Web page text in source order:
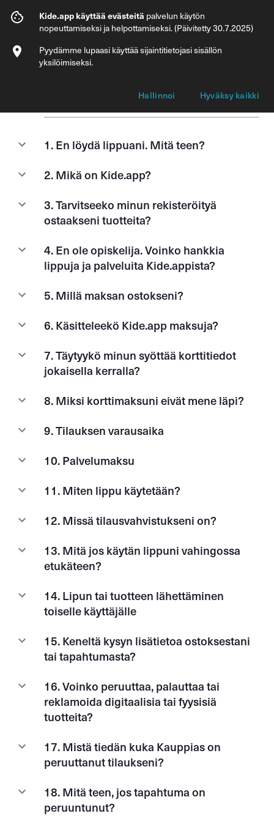
Apua
Kysyttyä Asiakaspalvelu Käyttöehdot
1. En löydä lippuani. Mitä teen?
2. Mikä on Kide.app?
3. Tarvitseeko minun rekisteröityä
ostaakseni tuotteita?
4. En ole opiskelija. Voinko hankkia
lippuja ja palveluita Kide.appista?
5. Millä maksan ostokseni?
6. Käsitteleekö Kide.app maksuja?
7. Täytyykö minun syöttää korttitiedot
jokaisella kerralla?
8. Miksi korttimaksuni eivät mene läpi?
9. Tilauksen varausaika
10. Palvelumaksu
11. Miten lippu käytetään?
12. Missä tilausvahvistukseni on?
13. Mitä jos käytän lippuni vahingossa
etukäteen?
14. Lipun tai tuotteen lähettäminen
toiselle käyttäjälle
15. Keneltä kysyn lisätietoa ostoksestani
tai tapahtumasta?
16. Voinko peruuttaa, palauttaa tai
reklamoida digitaalisia tai fyysisiä
tuotteita?
17. Mistä tiedän kuka Kauppias on
peruuttanut tilaukseni?
18. Mitä teen, jos tapahtuma on
peruuntunut?
Kide.app käyttää evästeitä palvelun käytön
nopeuttamiseksi ja helpottamiseksi. (Päivitetty 30.7.2025)
Pyydämme lupaasi käyttää sijaintitietojasi sisällön
yksilöimiseksi.
Hallinnoi Hyväksy kaikki